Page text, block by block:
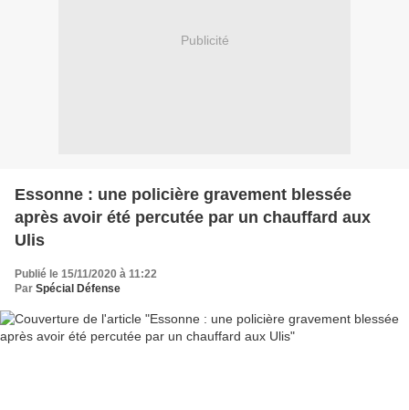
Publicité
Essonne : une policière gravement blessée
après avoir été percutée par un chauffard aux
Ulis
Publié le 15/11/2020 à 11:22
Par Spécial Défense